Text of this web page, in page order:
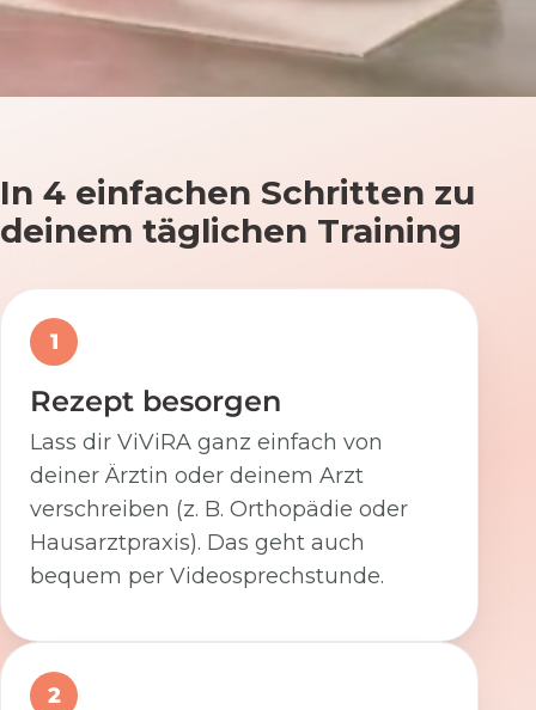
In 4 einfachen Schritten zu
deinem täglichen Training
1
Rezept besorgen
Lass dir ViViRA ganz einfach von
deiner Ärztin oder deinem Arzt
verschreiben (z. B. Orthopädie oder
Hausarztpraxis). Das geht auch
bequem per Videosprechstunde.
2